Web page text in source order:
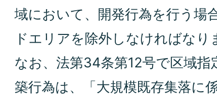
域において、開発行為を行う場
ドエリアを除外しなければなり
なお、法第34条第12号で区域
築行為は、「大規模既存集落に